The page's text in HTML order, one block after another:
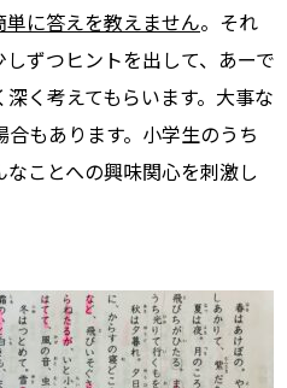
単に答えを教えません。それ
ずつヒントを出して、あーで
く考えてもらいます。大事な
もあります。小学生のうち
ことへの興味関心を刺激し